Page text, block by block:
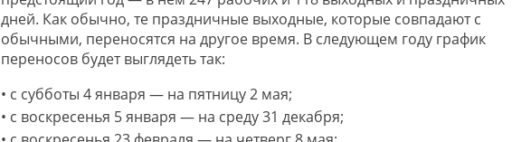
дней. Как обычно, те праздничные выходные, которые совпадают с
обычными, переносятся на другое время. В следующем году график
переносов будет выглядеть так:
• с субботы 4 января — на пятницу 2 мая;
• с воскресенья 5 января — на среду 31 декабря;